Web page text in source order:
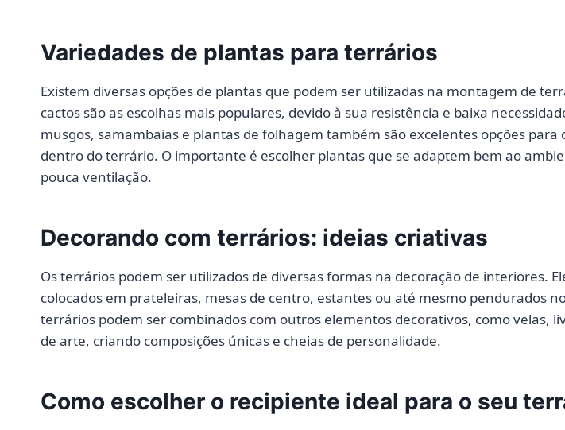
Variedades de plantas para terrários
Existem diversas opções de plantas que podem ser utilizadas na montagem de
cactos são as escolhas mais populares, devido à sua resistência e baixa
musgos, samambaias e plantas de folhagem também são excelentes opções
dentro do terrário. O importante é escolher plantas que se adaptem bem ao
pouca ventilação.
Decorando com terrários: ideias criativas
Os terrários podem ser utilizados de diversas formas na decoração de interiores.
colocados em prateleiras, mesas de centro, estantes ou até mesmo pendurados
terrários podem ser combinados com outros elementos decorativos, como velas,
de arte, criando composições únicas e cheias de personalidade.
Como escolher o recipiente ideal para o seu